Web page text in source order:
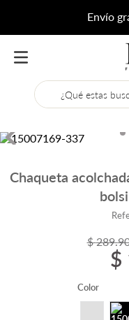
Envío
¿Qué estas
Chaqueta
$ 289.
$
Color